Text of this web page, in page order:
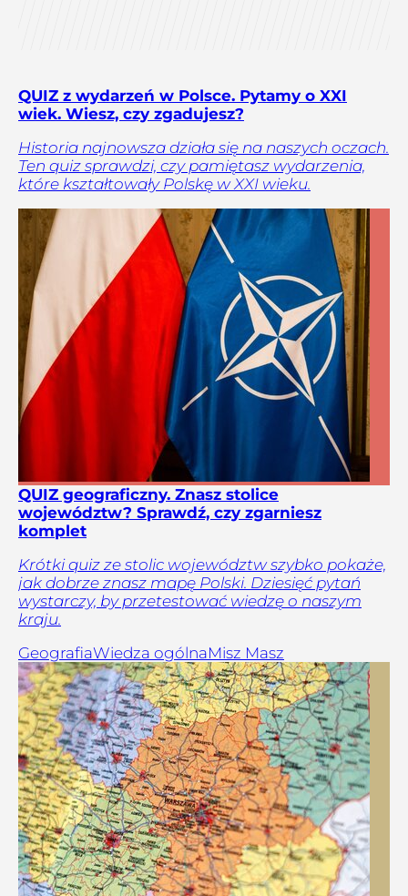
QUIZ z wydarzeń w Polsce. Pytamy o XXI
wiek. Wiesz, czy zgadujesz?
Historia najnowsza działa się na naszych oczach.
Ten quiz sprawdzi, czy pamiętasz wydarzenia,
które kształtowały Polskę w XXI wieku.
QUIZ geograficzny. Znasz stolice
województw? Sprawdź, czy zgarniesz
komplet
Krótki quiz ze stolic województw szybko pokaże,
jak dobrze znasz mapę Polski. Dziesięć pytań
wystarczy, by przetestować wiedzę o naszym
kraju.
GeografiaWiedza ogólnaMisz Masz